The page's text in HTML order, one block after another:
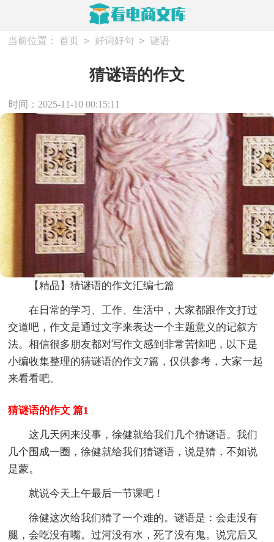
当前位置： 首页 > 好词好句 > 谜语
猜谜语的作文
时间：2025-11-10 00:15:11
【精品】猜谜语的作文汇编七篇
在日常的学习、工作、生活中，大家都跟作文打过
交道吧，作文是通过文字来表达一个主题意义的记叙方
法。相信很多朋友都对写作文感到非常苦恼吧，以下是
小编收集整理的猜谜语的作文7篇，仅供参考，大家一起
来看看吧。
猜谜语的作文 篇1
这几天闲来没事，徐健就给我们几个猜谜语。我们
几个围成一圈，徐健就给我们猜谜语，说是猜，不如说
是蒙。
就说今天上午最后一节课吧！
徐健这次给我们猜了一个难的。谜语是：会走没有
腿，会吃没有嘴。过河没有水，死了没有鬼。说完后又